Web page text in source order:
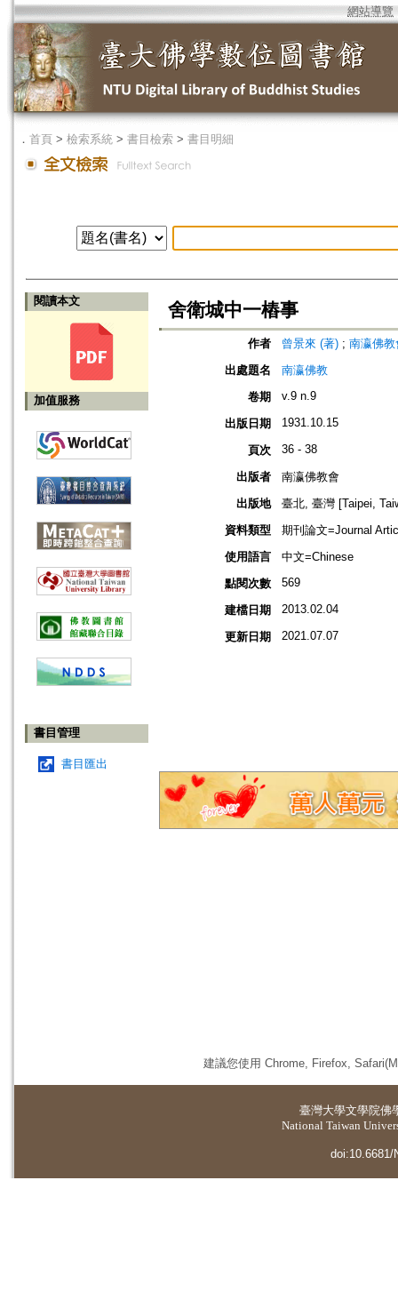
網站導覽
． 首頁 > 檢索系統 > 書目檢索 > 書目明細
閱讀本文
加值服務
書目管理
書目匯出
舍衛城中一樁事
作者 曾景來 (著) ; 南瀛佛
出處題名
南瀛佛教
卷期
v.9 n.9
出版日期 1931.10.15
頁次 36 - 38
出版者
南瀛佛教會
出版地
臺北, 臺灣 [Taipei,
資料類型
期刊論文=Journal
使用語言
中文=Chinese
點閱次數
569
建檔日期 2013.02.04
更新日期 2021.07.07
建議您使用 Chrome, Firefox,
臺灣大學文學院佛
National Taiwan
doi:10.6681/